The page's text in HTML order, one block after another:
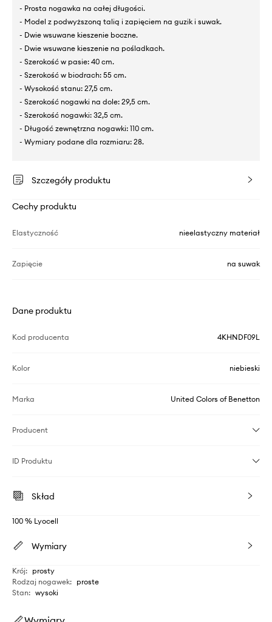
- Prosta nogawka na całej długości.
- Model z podwyższoną talią i zapięciem na guzik i suwak.
- Dwie wsuwane kieszenie boczne.
- Dwie wsuwane kieszenie na pośladkach.
- Szerokość w pasie: 40 cm.
- Szerokość w biodrach: 55 cm.
- Wysokość stanu: 27,5 cm.
- Szerokość nogawki na dole: 29,5 cm.
- Szerokość nogawki: 32,5 cm.
- Długość zewnętrzna nogawki: 110 cm.
- Wymiary podane dla rozmiaru: 28.
Szczegóły produktu
Cechy produktu
Elastyczność nieelastyczny materiał
Zapięcie na suwak
Dane produktu
Kod producenta 4KHNDF09L
Kolor niebieski
Marka United Colors of Benetton
Producent
ID Produktu
Skład
100 % Lyocell
Wymiary
Krój: prosty
Rodzaj nogawek: proste
Stan: wysoki